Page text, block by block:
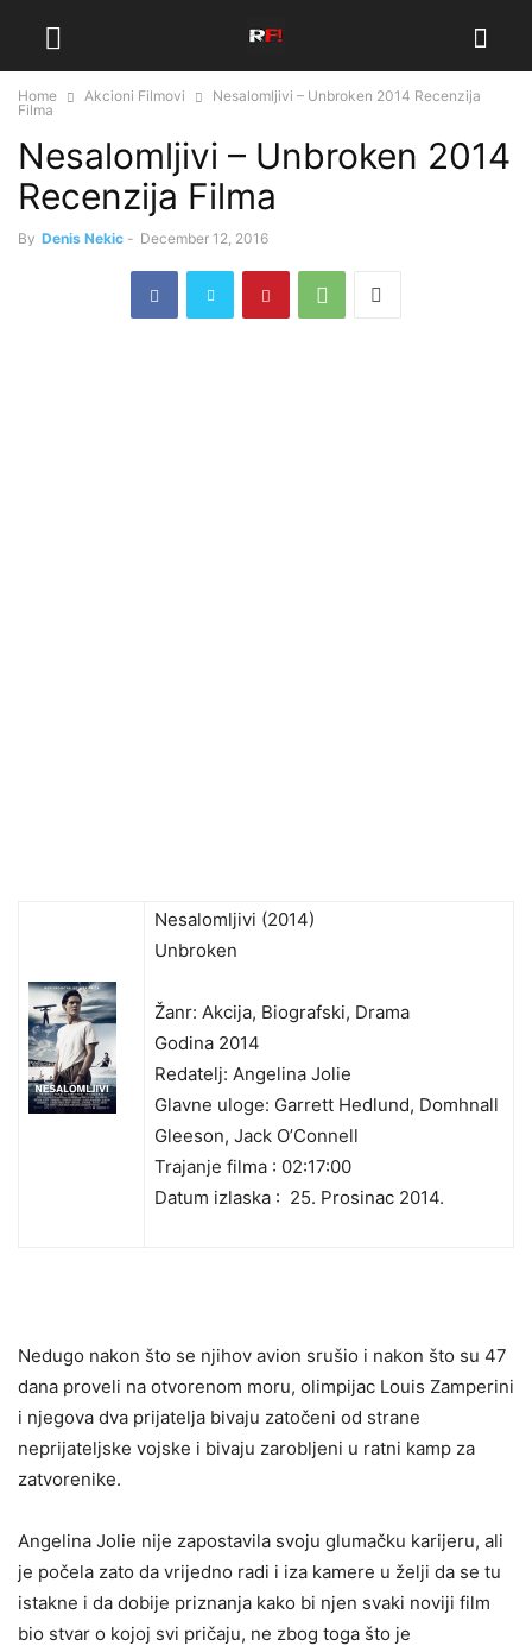
Home Akcioni Filmovi
Nesalomljivi – Unbroken 2014 Recenzija
Filma
Nesalomljivi – Unbroken 2014
Recenzija Filma
By Denis Nekic - December 12, 2016
Nesalomljivi (2014)
Unbroken
Žanr: Akcija, Biografski, Drama
Godina 2014
Redatelj: Angelina Jolie
Glavne uloge: Garrett Hedlund, Domhnall
Gleeson, Jack O’Connell
Trajanje filma : 02:17:00
Datum izlaska : 25. Prosinac 2014.
Nedugo nakon što se njihov avion srušio i nakon što su 47
dana proveli na otvorenom moru, olimpijac Louis Zamperini
i njegova dva prijatelja bivaju zatočeni od strane
neprijateljske vojske i bivaju zarobljeni u ratni kamp za
zatvorenike.
Angelina Jolie nije zapostavila svoju glumačku karijeru, ali
je počela zato da vrijedno radi i iza kamere u želji da se tu
istakne i da dobije priznanja kako bi njen svaki noviji film
bio stvar o kojoj svi pričaju, ne zbog toga što je